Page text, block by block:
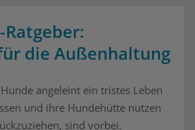
die Außenhaltung
angeleint ein tristes Leben
und ihre Hundehütte nutzen
sind vorbei.